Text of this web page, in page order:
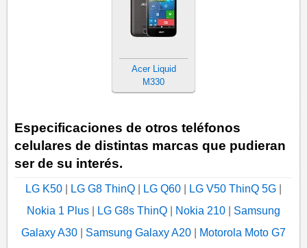
Acer Liquid
M330
Especificaciones de otros teléfonos
celulares de distintas marcas que pudieran
ser de su interés.
LG K50 LG G8 ThinQ LG Q60 LG V50 ThinQ 5G
Nokia 1 Plus
LG G8s ThinQ Nokia 210
Samsung
Galaxy A30
Samsung Galaxy A20
Motorola Moto G7